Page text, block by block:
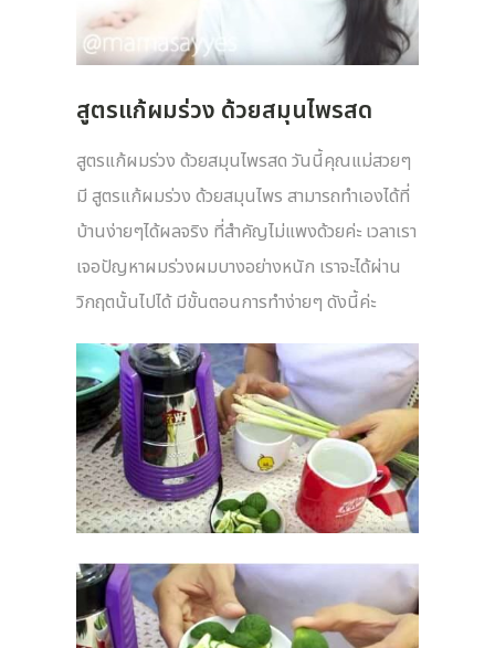
สูตรแก้ผมร่วง ด้วยสมุนไพรสด
สูตรแก้ผมร่วง ด้วยสมุนไพรสด วันนี้คุณแม่สวยๆ
มี สูตรแก้ผมร่วง ด้วยสมุนไพร สามารถทำเองได้ที่
บ้านง่ายๆได้ผลจริง ที่สำคัญไม่แพงด้วยค่ะ เวลาเรา
เจอปัญหาผมร่วงผมบางอย่างหนัก เราจะได้ผ่าน
วิกฤตนั้นไปได้ มีขั้นตอนการทำง่ายๆ ดังนี้ค่ะ